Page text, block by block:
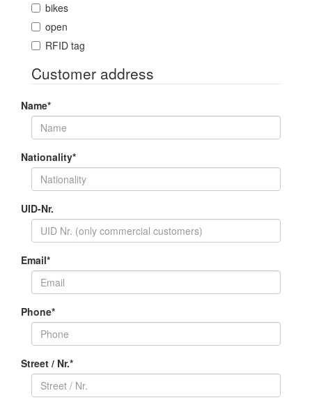
bikes
open
RFID tag
Customer address
Name*
Nationality*
UID-Nr.
Email*
Phone*
Street / Nr.*